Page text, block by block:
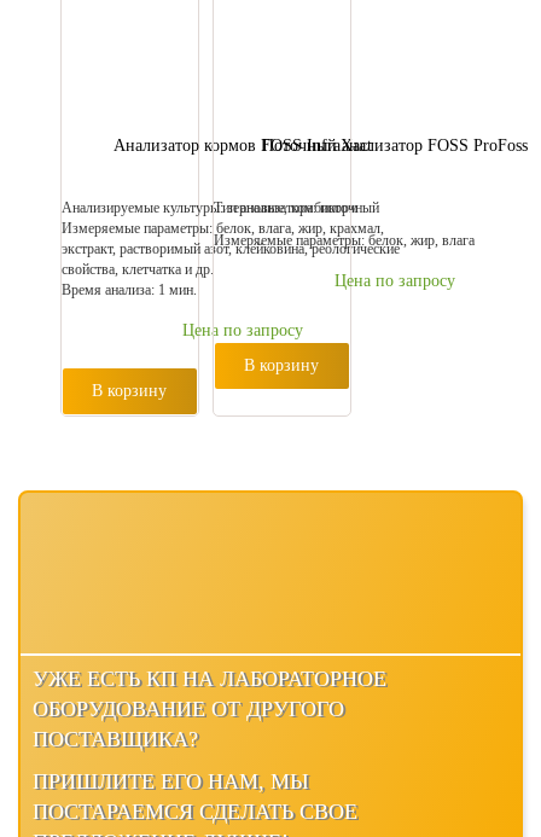
Анализатор кормов FOSS InfraXact
Анализируемые культуры: зерновые, комбикорм
Измеряемые параметры: белок, влага, жир, крахмал,
экстракт, растворимый азот, клейковина, реологические
свойства, клетчатка и др.
Время анализа: 1 мин.
Цена по запросу
В корзину
Поточный анализатор FOSS ProFoss
Тип анализатора: поточный
Измеряемые параметры: белок, жир, влага
Цена по запросу
В корзину
УЖЕ ЕСТЬ КП НА ЛАБОРАТОРНОЕ
ОБОРУДОВАНИЕ ОТ ДРУГОГО
ПОСТАВЩИКА?
ПРИШЛИТЕ ЕГО НАМ, МЫ
ПОСТАРАЕМСЯ СДЕЛАТЬ СВОЕ